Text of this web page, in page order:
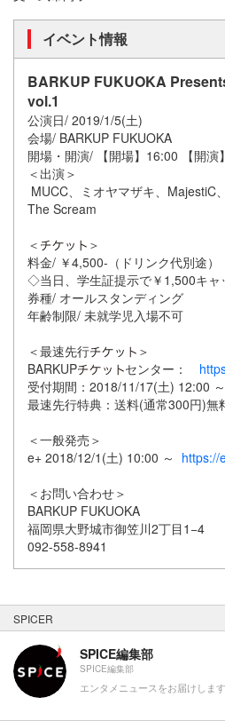
イベント情報
BARKUP FUKUOKA
vol.1
公演日/ 2019/1/5(土)
会場/ BARKUP FUKUOKA
開場・開演/ 【開場】16:00 【開演
＜出演＞
MUCC、ミオヤマザキ、MajestiC
The Scream
＜
＞
料金/ ￥4,500-（ドリンク代別途
◇当日、学生証提示で￥1,500キャ
券種/ オールスタンディング
年齢制限/ 未就学児入場不可
＜最速先行
＞
BARKUP
センター：
受付期間：2018/11/17(土) 12:00
最速先行特典：送料(通常300円)無
＜一般発売＞
e+ 2018/12/1(土) 10:00 ～ https://
＜お問い合わせ＞
BARKUP FUKUOKA
福岡県大野城市御笠川2丁目1−4
092-558-8941
SPICER
SPICE編集部
SPICE編集部
エンタメニュースをお届けします